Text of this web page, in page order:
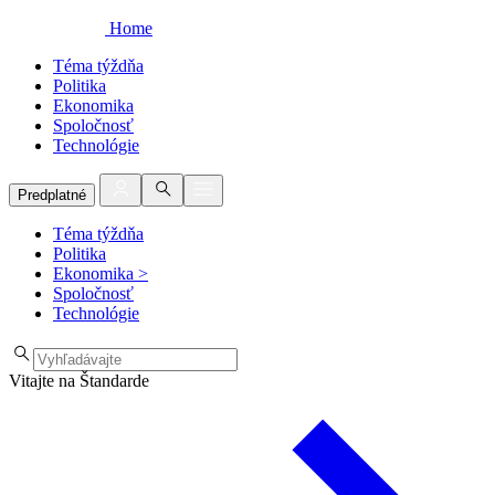
Home
Téma týždňa
Politika
Ekonomika
Spoločnosť
Technológie
Predplatné
Téma týždňa
Politika
Ekonomika >
Spoločnosť
Technológie
Vitajte na Štandarde